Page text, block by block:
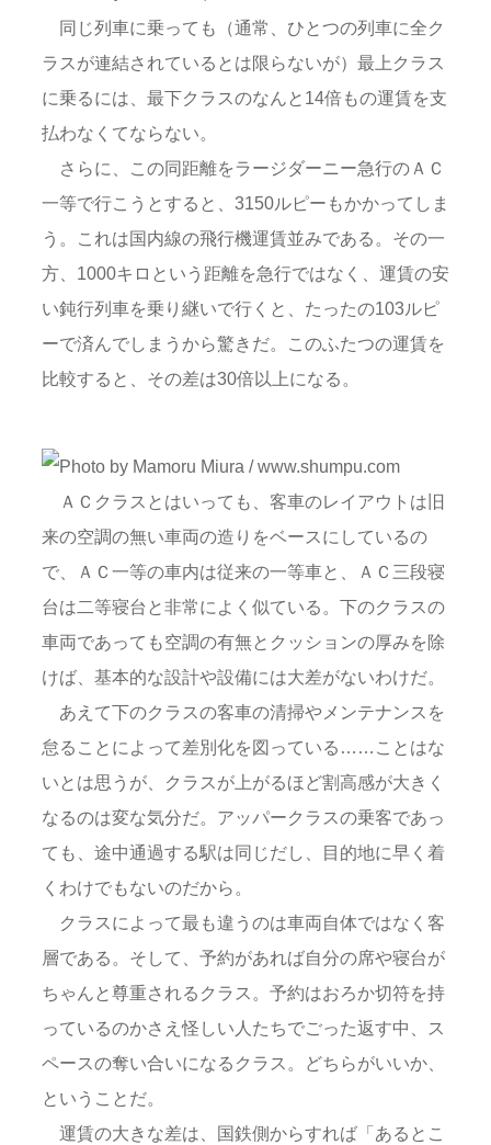
同じ列車に乗っても（通常、ひとつの列車に全ク
ラスが連結されているとは限らないが）最上クラス
に乗るには、最下クラスのなんと14倍もの運賃を支
払わなくてならない。
さらに、この同距離をラージダーニー急行のＡＣ
一等で行こうとすると、3150ルピーもかかってしま
う。これは国内線の飛行機運賃並みである。その一
方、1000キロという距離を急行ではなく、運賃の安
い鈍行列車を乗り継いで行くと、たったの103ルピ
ーで済んでしまうから驚きだ。このふたつの運賃を
比較すると、その差は30倍以上になる。
ＡＣクラスとはいっても、客車のレイアウトは旧
来の空調の無い車両の造りをベースにしているの
で、ＡＣ一等の車内は従来の一等車と、ＡＣ三段寝
台は二等寝台と非常によく似ている。下のクラスの
車両であっても空調の有無とクッションの厚みを除
けば、基本的な設計や設備には大差がないわけだ。
あえて下のクラスの客車の清掃やメンテナンスを
怠ることによって差別化を図っている……ことはな
いとは思うが、クラスが上がるほど割高感が大きく
なるのは変な気分だ。アッパークラスの乗客であっ
ても、途中通過する駅は同じだし、目的地に早く着
くわけでもないのだから。
クラスによって最も違うのは車両自体ではなく客
層である。そして、予約があれば自分の席や寝台が
ちゃんと尊重されるクラス。予約はおろか切符を持
っているのかさえ怪しい人たちでごった返す中、ス
ペースの奪い合いになるクラス。どちらがいいか、
ということだ。
運賃の大きな差は、国鉄側からすれば「あるとこ